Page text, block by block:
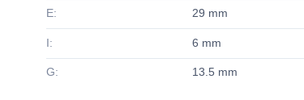
E: 29 mm
I: 6 mm
G: 13.5 mm